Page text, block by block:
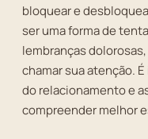
bloquear e
ser uma forma de
lembranças
chamar sua atenção.
do relacionamento e
compreender melhor